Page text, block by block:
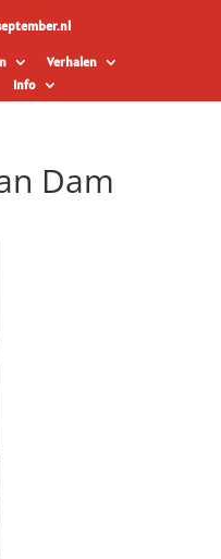
Verhalen
Info
Dam